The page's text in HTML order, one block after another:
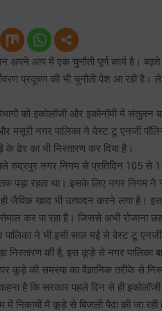
अपने आप में एक चुनौती पूर्ण कार्य है। बढ़ते
प्रदूषण की भी चुनौती पेश आ रही
को इकोलॉजी और इकोनॉमी में
मसूरी नगर पालिका ने वेस्ट टू एनर्जी
के ढेर का भी निस्तारण कर दिया है।
रुद्रपुर नगर निगम से प्रतिदिन 105 से
पड़ा रहता था। इसके लिए नगर निगम ने
जैविक खाद भी उत्पादन करने लगा है। इस
कर पा रहा है। जिससे अभी रोजाना
ने भी इसी साल मई से वेस्ट टू
निस्तारण की है, इस कूड़े से नगर पालिका
की समस्या का वैज्ञानिक तरीके से
है कि सरकार पहले दिन से ही
में निकायों में कूड़े से बिजली पैदा की जा